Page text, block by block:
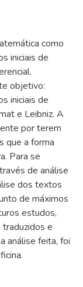
como
iniciais de
objetivo:
iniciais de
e Leibniz. A
por terem
que a forma
Para se
de análise
dos textos
de máximos
estudos,
e
análise feita, foi